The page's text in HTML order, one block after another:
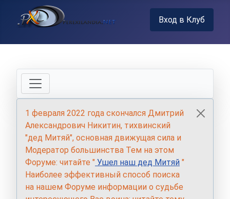
Вход в Клуб
1 февраля 2022 года скончался Дмитрий
Александрович Никитин, тихвинский
"дед Митяй", основная движущая сила и
Модератор большинства Тем на этом
Форуме: читайте " Ушел наш дед Митяй "
Наиболее эффективный способ поиска
на нашем Форуме информации о судьбе